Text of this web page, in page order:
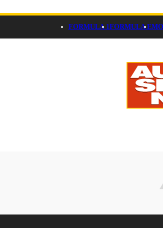
FORMULA 1FORMULA E